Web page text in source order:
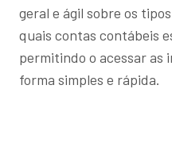
geral e ágil sobre os
quais contas contábeis
permitindo o acessar as
forma simples e rápida.